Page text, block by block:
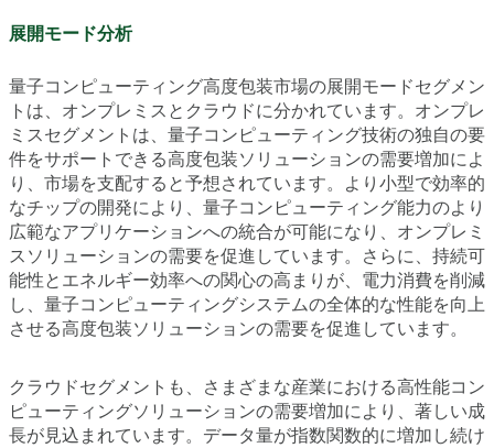
展開モード分析
量子コンピューティング高度包装市場の展開モードセグメン
トは、オンプレミスとクラウドに分かれています。オンプレ
ミスセグメントは、量子コンピューティング技術の独自の要
件をサポートできる高度包装ソリューションの需要増加によ
り、市場を支配すると予想されています。より小型で効率的
なチップの開発により、量子コンピューティング能力のより
広範なアプリケーションへの統合が可能になり、オンプレミ
スソリューションの需要を促進しています。さらに、持続可
能性とエネルギー効率への関心の高まりが、電力消費を削減
し、量子コンピューティングシステムの全体的な性能を向上
させる高度包装ソリューションの需要を促進しています。
クラウドセグメントも、さまざまな産業における高性能コン
ピューティングソリューションの需要増加により、著しい成
長が見込まれています。データ量が指数関数的に増加し続け